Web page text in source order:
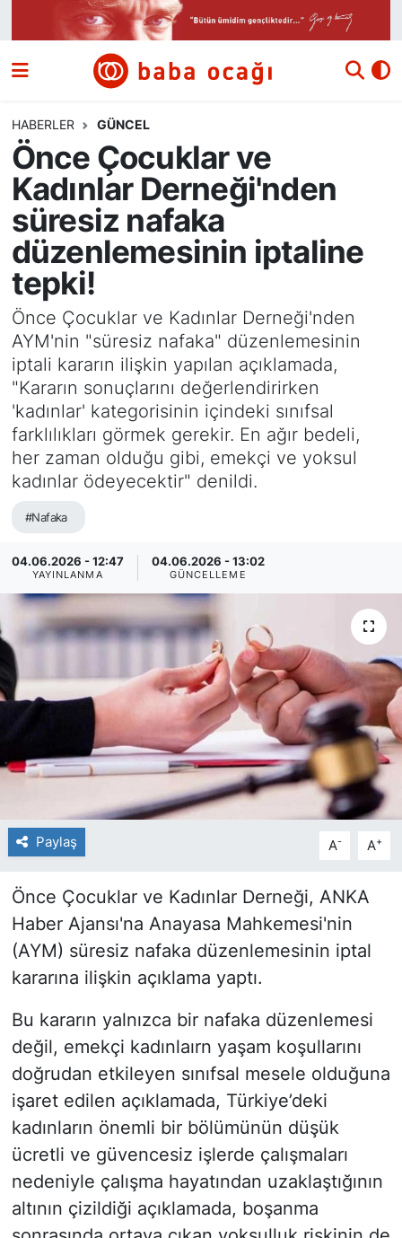
HABERLER GÜNCEL
Önce Çocuklar ve
Kadınlar Derneği'nden
süresiz nafaka
düzenlemesinin iptaline
tepki!
Önce Çocuklar ve Kadınlar Derneği'nden
AYM'nin "süresiz nafaka" düzenlemesinin
iptali kararın ilişkin yapılan açıklamada,
"Kararın sonuçlarını değerlendirirken
'kadınlar' kategorisinin içindeki sınıfsal
farklılıkları görmek gerekir. En ağır bedeli,
her zaman olduğu gibi, emekçi ve yoksul
kadınlar ödeyecektir" denildi.
#Nafaka
04.06.2026 - 12:47
YAYINLANMA
04.06.2026 - 13:02
GÜNCELLEME
Paylaş A- A+
Önce Çocuklar ve Kadınlar Derneği, ANKA
Haber Ajansı'na Anayasa Mahkemesi'nin
(AYM) süresiz nafaka düzenlemesinin iptal
kararına ilişkin açıklama yaptı.
Bu kararın yalnızca bir nafaka düzenlemesi
değil, emekçi kadınlaırn yaşam koşullarını
doğrudan etkileyen sınıfsal mesele olduğuna
işaret edilen açıklamada, Türkiye’deki
kadınların önemli bir bölümünün düşük
ücretli ve güvencesiz işlerde çalışmaları
nedeniyle çalışma hayatından uzaklaştığının
altının çizildiği açıklamada, boşanma
Siyaset
Ekonomi
Dünya
Kültür ve Sanat
Eğitim
Bilim ve Teknoloji
Yazı Dizisi
Nöbetçi Eczaneler
Hava Durumu
Namaz Vakitleri
Trafik Durumu
Süper Lig Puan Durumu ve Fikstür
Tüm Manşetler
Son Dakika Haberleri
Haber Arşivi